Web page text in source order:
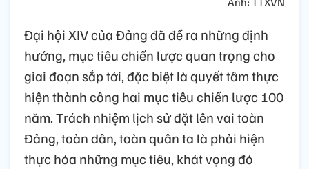
Đại hội XIV của Đảng đã đề ra những định
hướng, mục tiêu chiến lược quan trọng cho
giai đoạn sắp tới, đặc biệt là quyết tâm thực
hiện thành công hai mục tiêu chiến lược 100
năm. Trách nhiệm lịch sử đặt lên vai toàn
Đảng, toàn dân, toàn quân ta là phải hiện
thực hóa những mục tiêu, khát vọng đó